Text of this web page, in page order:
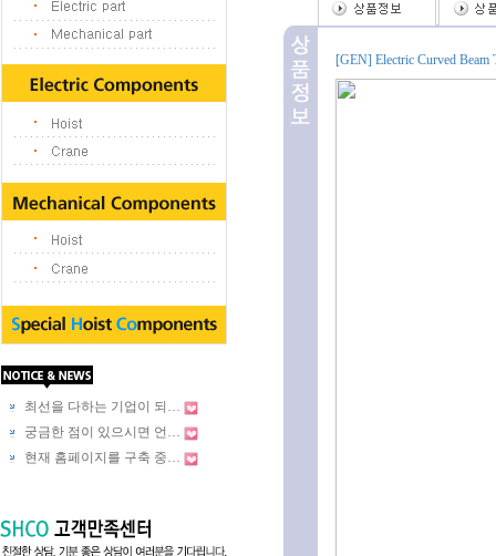
최선을 다하는 기업이 되…
궁금한 점이 있으시면 언…
현재 홈페이지를 구축 중…
[GEN] Electric Curved Beam